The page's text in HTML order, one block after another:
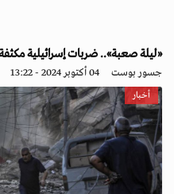
«ليلة صعبة».. ضربات إسرائيلية
جسور بوست 04 أكتوبر 2024 - 13:22
أخبار